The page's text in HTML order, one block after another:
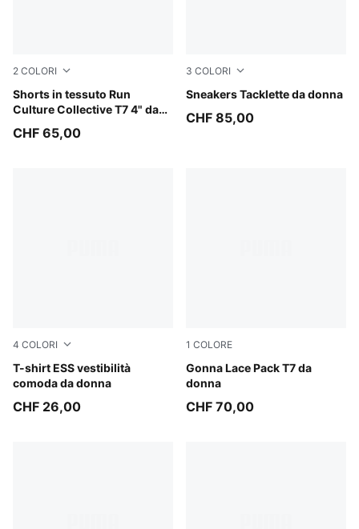
2 COLORI
Shorts in tessuto Run
Culture Collective T7 4" da
Puma Black
CHF 65,00
3 COLORI
Sneakers Tacklette da donna
Jasmine Flower-PUMA
CHF 85,00
4 COLORI
T-shirt ESS vestibilità
comoda da donna
Inky Depths
CHF 26,00
1 COLORE
Gonna Lace Pack T7 da
donna
Warm White
CHF 70,00